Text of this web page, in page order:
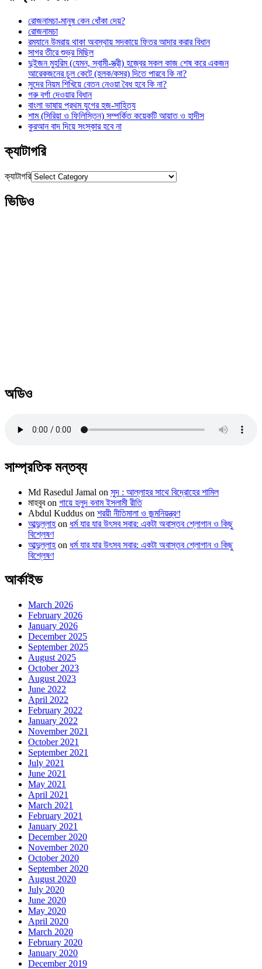
রোজনামচা-মানুষ কেন ধোঁকা দেয়?
রোজনামচা
রমযানে উমরায় থাকা অবস্থায় সদকায়ে ফিতর আদার করার বিধান
সাগর তীরে শুভ্র মিছিল
দুইজন মুহরিম (যেমন, স্বামী-স্ত্রী) হজ্বের সকল কাজ শেষ করে একজন
আরেকজনের চুল কেটে (হলক/কসর) দিতে পারবে কি না?
সুদের নিয়ম শিখিয়ে বেতন নেওয়া বৈধ হবে কি না?
গরু বর্গা দেওয়ার বিধান
বাংলা ভাষায় প্রথম যুগের হজ-সাহিত্য
শাম (সিরিয়া ও ফিলিস্তিন) সম্পর্কিত কয়েকটি আয়াত ও হাদীস
কুরআন বাদ দিয়ে সংস্কার হবে না
ক্যাটাগরি
ক্যাটাগরি
ভিডিও
অডিও
সাম্প্রতিক মন্তব্য
Md Rasedul Jamal on সুদ : আল্লাহর সাথে বিদ্রোহের শামিল
মাহবুবon গায়ে হলুদ বনাম ইসলামী রীতি
Abdul Kuddus on শরয়ী নীতিমালা ও জন্মনিয়ন্ত্রণ
আব্দুল্লাহon ধর্ম যার যার উৎসব সবার: একটা অবাস্তব শ্লোগান ও কিছু
বিশ্লেষণ
আব্দুল্লাহon ধর্ম যার যার উৎসব সবার: একটা অবাস্তব শ্লোগান ও কিছু
বিশ্লেষণ
আর্কাইভ
March 2026
February 2026
January 2026
December 2025
September 2025
August 2025
October 2023
August 2023
June 2022
April 2022
February 2022
January 2022
November 2021
October 2021
September 2021
July 2021
June 2021
May 2021
April 2021
March 2021
February 2021
January 2021
December 2020
November 2020
October 2020
September 2020
August 2020
July 2020
June 2020
May 2020
April 2020
March 2020
February 2020
January 2020
December 2019